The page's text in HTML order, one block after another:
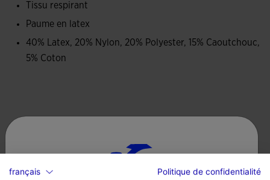
Tissu respirant
Paume en latex
40% Latex, 20% Nylon, 20% Polyester, 15% Caoutchouc,
5% Coton
français
Politique de confidentialité